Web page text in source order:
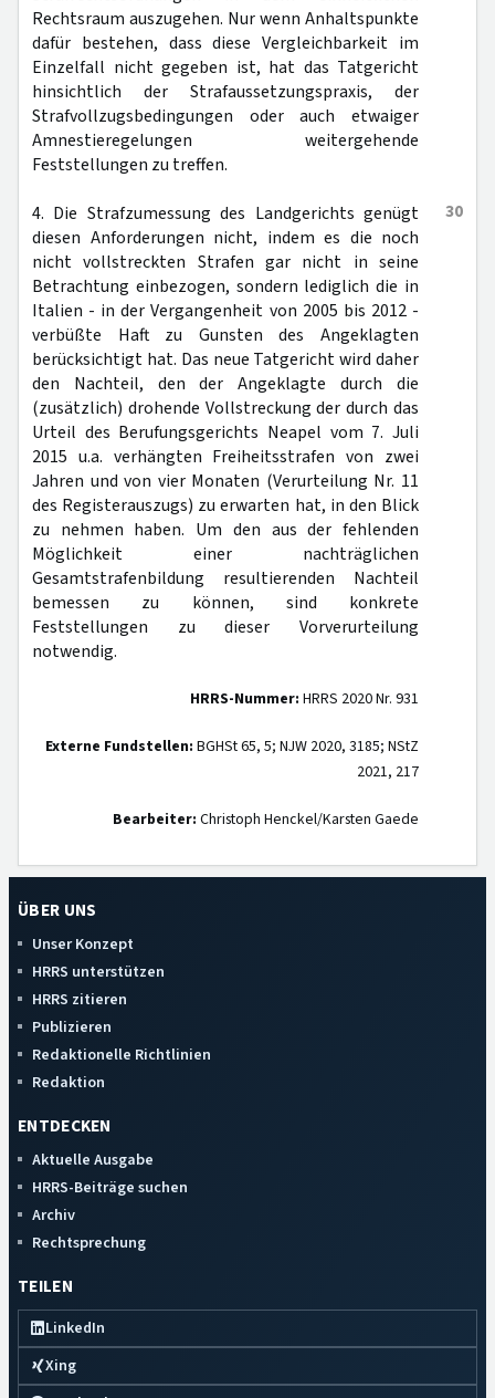
Rechtsraum auszugehen. Nur wenn Anhaltspunkte
dafür bestehen, dass diese Vergleichbarkeit im
Einzelfall nicht gegeben ist, hat das Tatgericht
hinsichtlich der Strafaussetzungspraxis, der
Strafvollzugsbedingungen oder auch etwaiger
Amnestieregelungen weitergehende
Feststellungen zu treffen.
30
4. Die Strafzumessung des Landgerichts genügt
diesen Anforderungen nicht, indem es die noch
nicht vollstreckten Strafen gar nicht in seine
Betrachtung einbezogen, sondern lediglich die in
Italien - in der Vergangenheit von 2005 bis 2012 -
verbüßte Haft zu Gunsten des Angeklagten
berücksichtigt hat. Das neue Tatgericht wird daher
den Nachteil, den der Angeklagte durch die
(zusätzlich) drohende Vollstreckung der durch das
Urteil des Berufungsgerichts Neapel vom 7. Juli
2015 u.a. verhängten Freiheitsstrafen von zwei
Jahren und von vier Monaten (Verurteilung Nr. 11
des Registerauszugs) zu erwarten hat, in den Blick
zu nehmen haben. Um den aus der fehlenden
Möglichkeit einer nachträglichen
Gesamtstrafenbildung resultierenden Nachteil
bemessen zu können, sind konkrete
Feststellungen zu dieser Vorverurteilung
notwendig.
HRRS-Nummer: HRRS 2020 Nr. 931
Externe Fundstellen: BGHSt 65, 5; NJW 2020, 3185; NStZ
2021, 217
Bearbeiter: Christoph Henckel/Karsten Gaede
ÜBER UNS
Unser Konzept
HRRS unterstützen
HRRS zitieren
Publizieren
Redaktionelle Richtlinien
Redaktion
ENTDECKEN
Aktuelle Ausgabe
HRRS-Beiträge suchen
Archiv
Rechtsprechung
TEILEN
LinkedIn
Xing